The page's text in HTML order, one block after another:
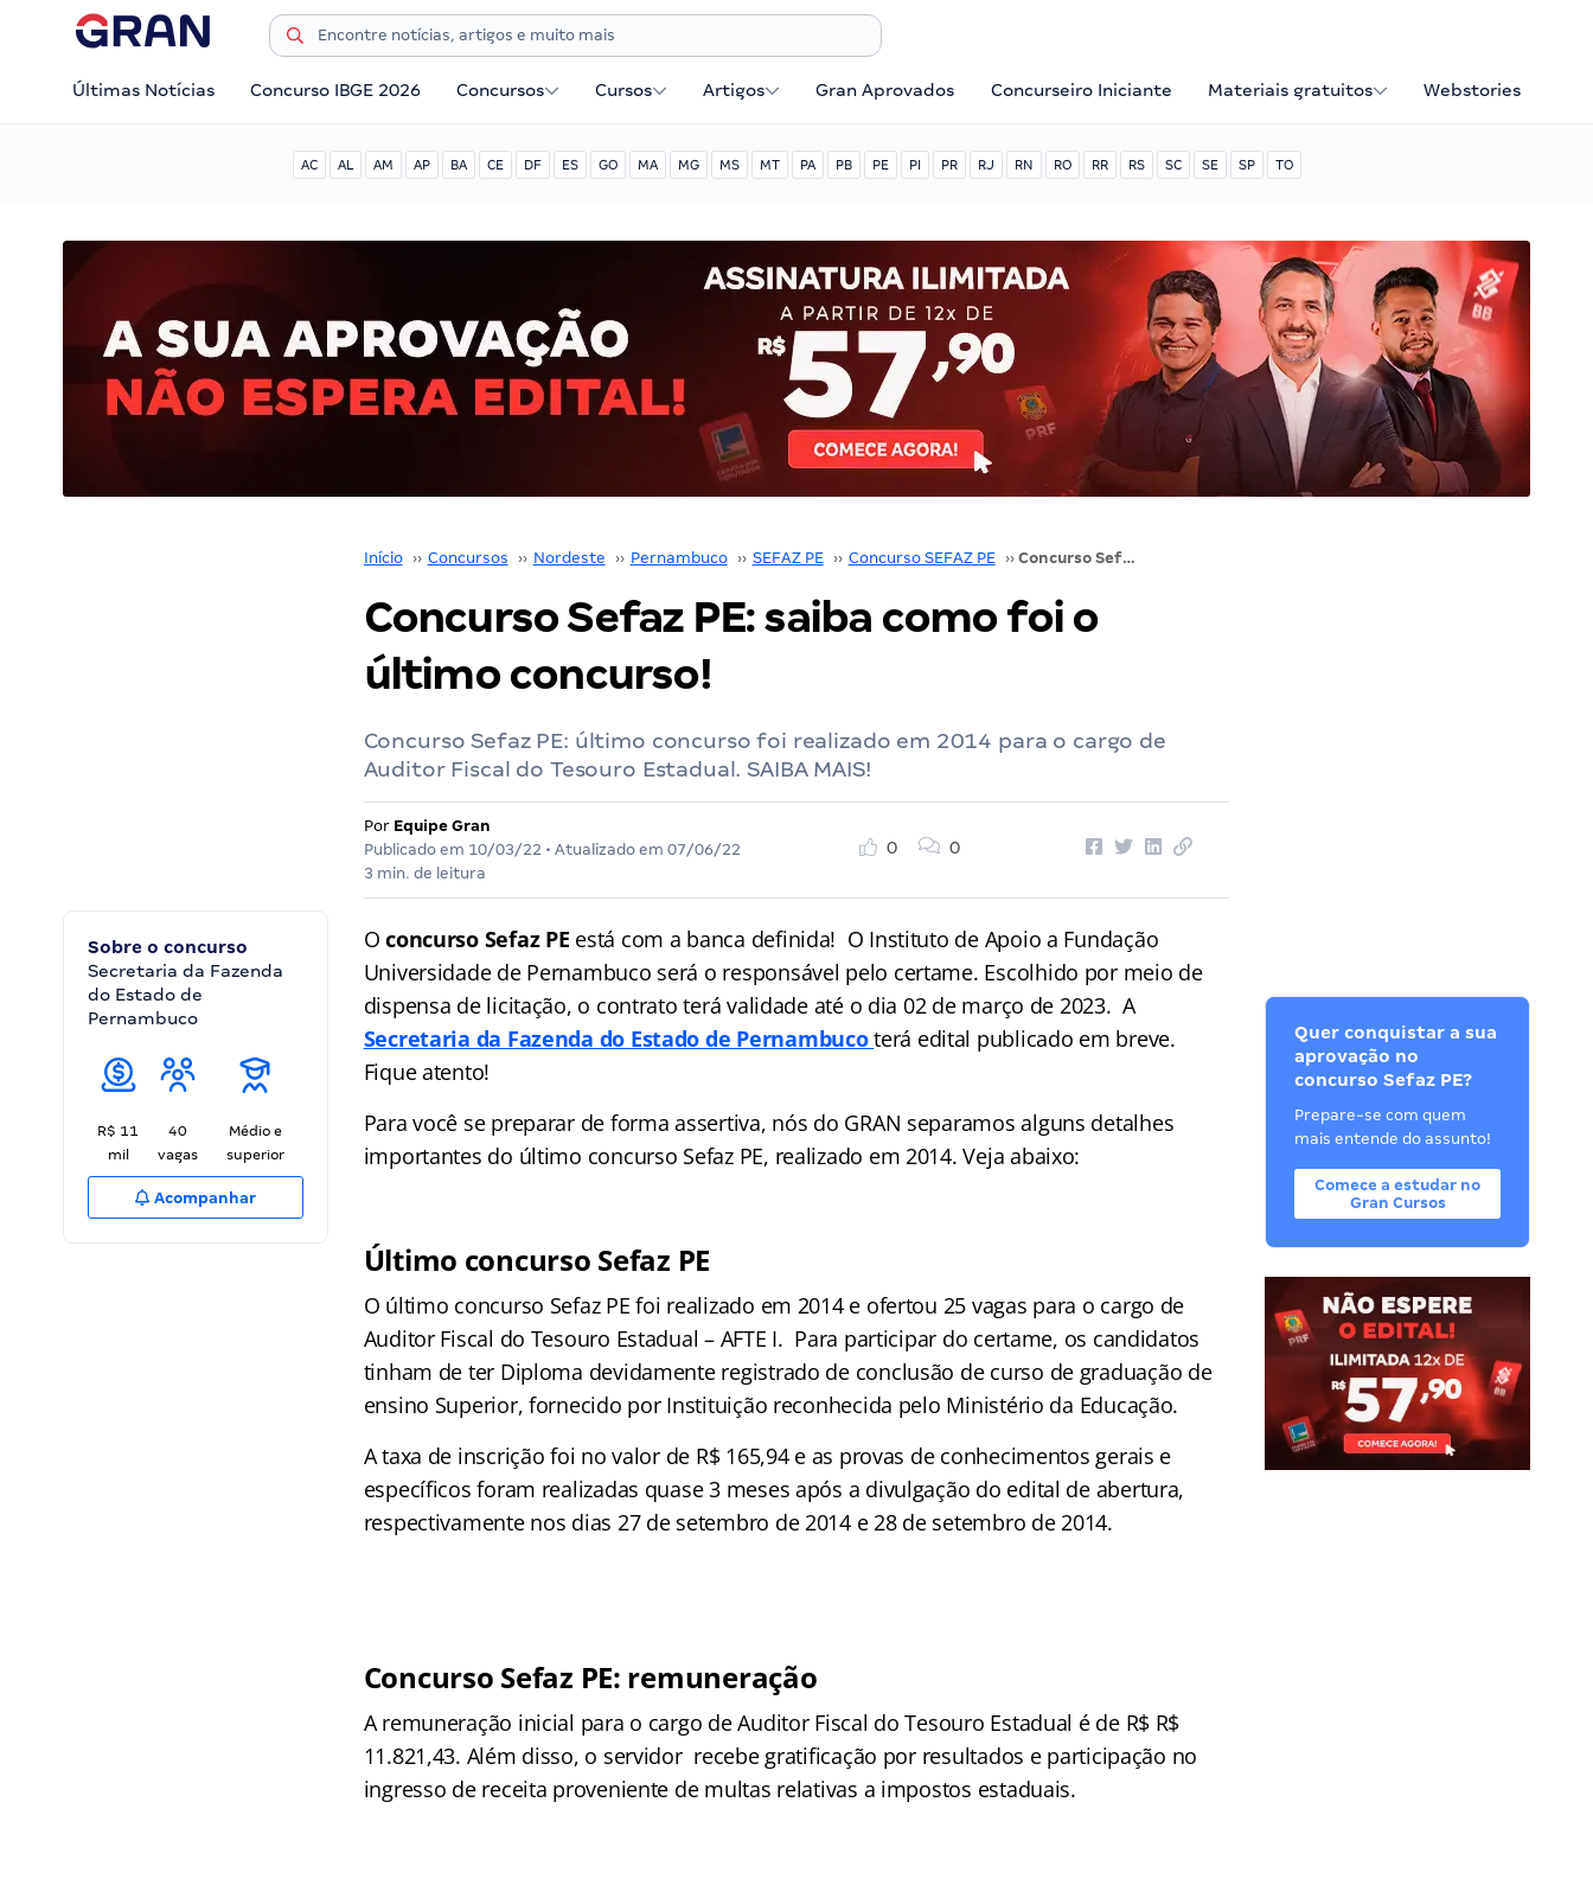
Últimas Notícias Concurso IBGE 2026 Concursos Cursos Artigos Gran Aprovados Concurseiro Iniciante Materiais gratuitos Webstories
AC AL AM AP BA CE DF ES GO MA MG MS MT PA PB PE PI PR RJ RN RO RR RS SC SE SP TO
Início ›› Concursos ›› Nordeste ›› Pernambuco ›› SEFAZ PE ›› Concurso SEFAZ PE ›› Concurso Sefaz PE: saiba como foi o último concurso!
Concurso Sefaz PE: saiba como foi o
último concurso!
Concurso Sefaz PE: último concurso foi realizado em 2014 para o cargo de
Auditor Fiscal do Tesouro Estadual. SAIBA MAIS!
Por Equipe Gran
Publicado em 10/03/22 • Atualizado em 07/06/22
3 min. de leitura
0 0
Sobre o concurso
Secretaria da Fazenda
do Estado de
Pernambuco
R$ 11
mil
40
vagas
Médio e
superior
Acompanhar
Oconcurso Sefaz PE está com a banca definida! O Instituto de Apoio a Fundação
Universidade de Pernambuco será o responsável pelo certame. Escolhido por meio de
dispensa de licitação, o contrato terá validade até o dia 02 de março de 2023. A
Secretaria da Fazenda do Estado de Pernambucoterá edital publicado em breve.
Fique atento!
Para você se preparar de forma assertiva, nós do GRAN separamos alguns detalhes
importantes do último concurso Sefaz PE, realizado em 2014. Veja abaixo:
Último concurso Sefaz PE
O último concurso Sefaz PE foi realizado em 2014 e ofertou 25 vagas para o cargo de
Auditor Fiscal do Tesouro Estadual – AFTE I. Para participar do certame, os candidatos
tinham de ter Diploma devidamente registrado de conclusão de curso de graduação de
ensino Superior, fornecido por Instituição reconhecida pelo Ministério da Educação.
A taxa de inscrição foi no valor de R$ 165,94 e as provas de conhecimentos gerais e
específicos foram realizadas quase 3 meses após a divulgação do edital de abertura,
respectivamente nos dias 27 de setembro de 2014 e 28 de setembro de 2014.
Concurso Sefaz PE: remuneração
A remuneração inicial para o cargo de Auditor Fiscal do Tesouro Estadual é de R$ R$
11.821,43. Além disso, o servidor recebe gratificação por resultados e participação no
ingresso de receita proveniente de multas relativas a impostos estaduais.
Quer conquistar a sua
aprovação no
concurso Sefaz PE?
Prepare-se com quem
mais entende do assunto!
Comece a estudar no
Gran Cursos